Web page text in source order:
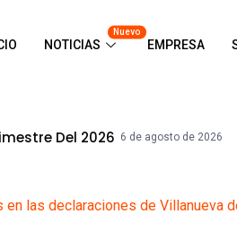
NOTICIAS
Nuevo
EMPRESA
agosto de 2026 Mallplaza
en las declaraciones de Villanueva